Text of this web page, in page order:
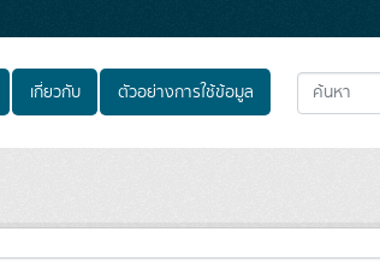
เกี่ยวกับ ตัวอย่างการใช้ข้อมูล